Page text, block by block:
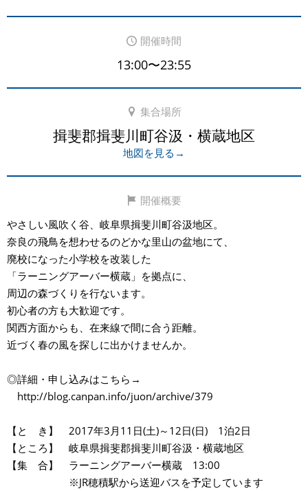
開催時間
13:00〜23:55
集合場所
揖斐郡揖斐川町谷汲・横蔵地区
地図を見る→
開催概要
やさしい風吹く谷、岐阜県揖斐川町谷汲地区。
奈良の飛鳥を想わせるのどかな里山の盆地にて、
廃校になった小学校を改装した
「ラーニングアーバー横蔵」を拠点に、
周辺の森づくりを行ないます。
初心者の方も大歓迎です。
関西方面からも、在来線で間に合う距離。
近づく春の風を探しに出かけませんか。
◎詳細・申し込みはこちら→
http://blog.canpan.info/juon/archive/379
【と き】 2017年3月11日(土)～12日(日) 1泊2日
【ところ】 岐阜県揖斐郡揖斐川町谷汲・横蔵地区
【集 合】 ラーニングアーバー横蔵 13:00
※JR穂積駅から送迎バスを予定しています